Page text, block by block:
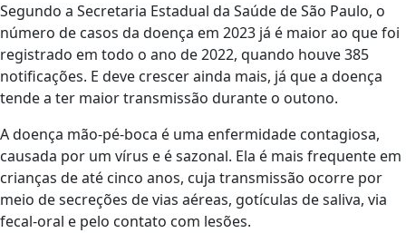
Segundo a Secretaria Estadual da Saúde de São Paulo, o
número de casos da doença em 2023 já é maior ao que foi
registrado em todo o ano de 2022, quando houve 385
notificações. E deve crescer ainda mais, já que a doença
tende a ter maior transmissão durante o outono.
A doença mão-pé-boca é uma enfermidade contagiosa,
causada por um vírus e é sazonal. Ela é mais frequente em
crianças de até cinco anos, cuja transmissão ocorre por
meio de secreções de vias aéreas, gotículas de saliva, via
fecal-oral e pelo contato com lesões.